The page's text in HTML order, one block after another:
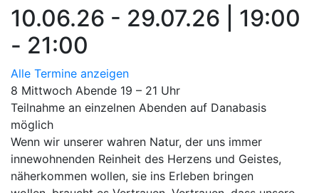
10.06.26 - 29.07.26 | 19:00
- 21:00
Alle Termine anzeigen
8 Mittwoch Abende 19 – 21 Uhr
Teilnahme an einzelnen Abenden auf Danabasis
möglich
Wenn wir unserer wahren Natur, der uns immer
innewohnenden Reinheit des Herzens und Geistes,
näherkommen wollen, sie ins Erleben bringen